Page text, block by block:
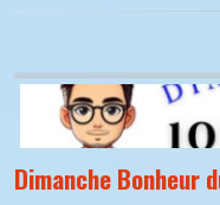
Dimanche Bonheur